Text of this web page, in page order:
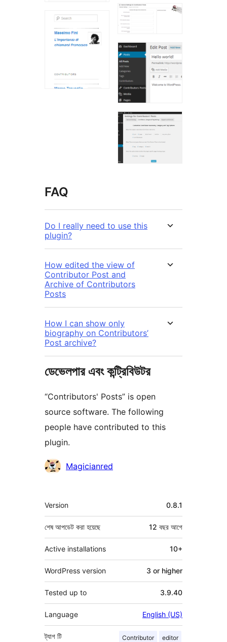
FAQ
Do I really need to use this
plugin?
How edited the view of
Contributor Post and
Archive of Contributors
Posts
How I can show only
biography on Contributors’
Post archive?
ডেভেলপার এবং কন্ট্রিবিউটর
“Contributors' Posts” is open
source software. The following
people have contributed to this
plugin.
কন্ট্রিবিউটরMagicianred
মেটা
Version 0.8.1
শেষ আপডেট করা হয়েছে 12 বছর আগে
Active installations 10+
WordPress version 3 or higher
Tested up to 3.9.40
Language English (US)
ট্যাগ Contributor editor
টি